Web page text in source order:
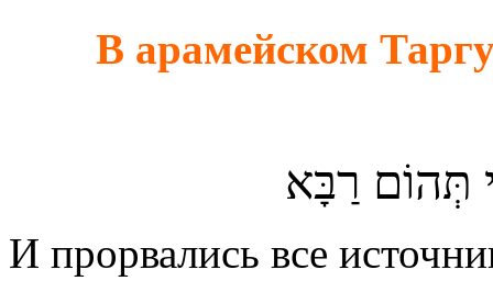
В арамейском
תְּהוֹם רַבָּא
И прорвались все